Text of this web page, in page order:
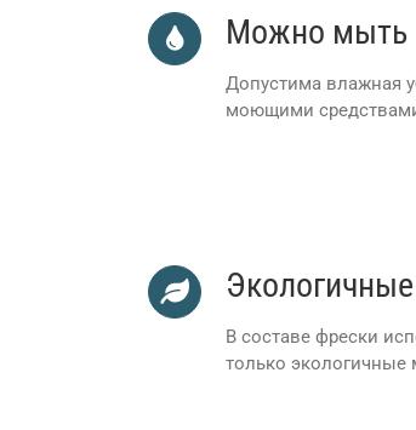
Можно мыть
Допустима влажная
моющими
В составе фрески
только экологичные